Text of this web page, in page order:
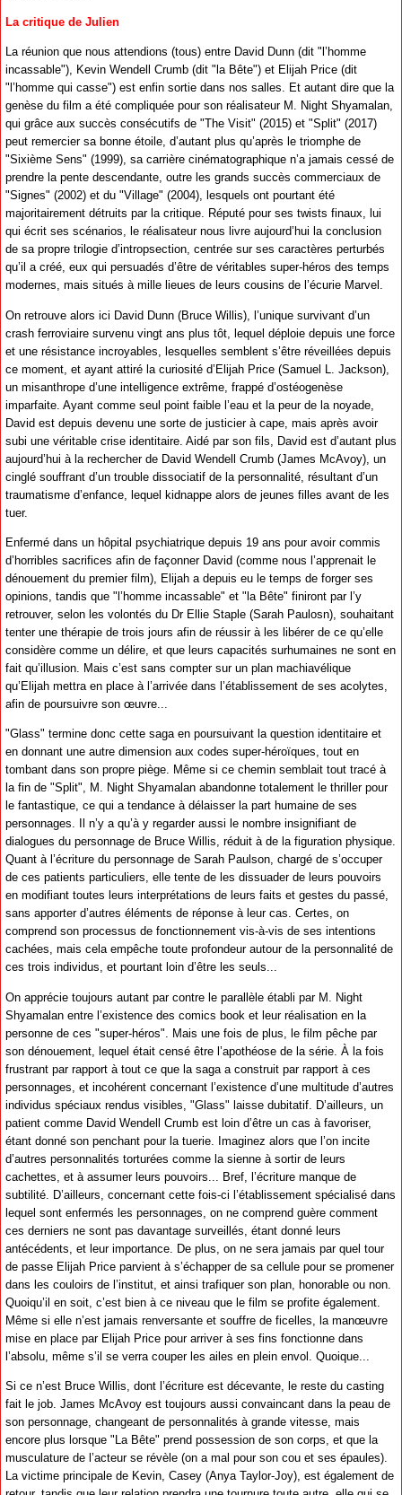
La critique de Julien
La réunion que nous attendions (tous) entre David Dunn (dit "l’homme
incassable"), Kevin Wendell Crumb (dit "la Bête") et Elijah Price (dit
"l’homme qui casse") est enfin sortie dans nos salles. Et autant dire que la
genèse du film a été compliquée pour son réalisateur M. Night Shyamalan,
qui grâce aux succès consécutifs de "The Visit" (2015) et "Split" (2017)
peut remercier sa bonne étoile, d’autant plus qu’après le triomphe de
"Sixième Sens" (1999), sa carrière cinématographique n’a jamais cessé de
prendre la pente descendante, outre les grands succès commerciaux de
"Signes" (2002) et du "Village" (2004), lesquels ont pourtant été
majoritairement détruits par la critique. Réputé pour ses twists finaux, lui
qui écrit ses scénarios, le réalisateur nous livre aujourd’hui la conclusion
de sa propre trilogie d’intropsection, centrée sur ses caractères perturbés
qu’il a créé, eux qui persuadés d’être de véritables super-héros des temps
modernes, mais situés à mille lieues de leurs cousins de l’écurie Marvel.
On retrouve alors ici David Dunn (Bruce Willis), l’unique survivant d’un
crash ferroviaire survenu vingt ans plus tôt, lequel déploie depuis une force
et une résistance incroyables, lesquelles semblent s’être réveillées depuis
ce moment, et ayant attiré la curiosité d’Elijah Price (Samuel L. Jackson),
un misanthrope d’une intelligence extrême, frappé d’ostéogenèse
imparfaite. Ayant comme seul point faible l’eau et la peur de la noyade,
David est depuis devenu une sorte de justicier à cape, mais après avoir
subi une véritable crise identitaire. Aidé par son fils, David est d’autant plus
aujourd’hui à la rechercher de David Wendell Crumb (James McAvoy), un
cinglé souffrant d’un trouble dissociatif de la personnalité, résultant d’un
traumatisme d’enfance, lequel kidnappe alors de jeunes filles avant de les
tuer.
Enfermé dans un hôpital psychiatrique depuis 19 ans pour avoir commis
d’horribles sacrifices afin de façonner David (comme nous l’apprenait le
dénouement du premier film), Elijah a depuis eu le temps de forger ses
opinions, tandis que "l’homme incassable" et "la Bête" finiront par l’y
retrouver, selon les volontés du Dr Ellie Staple (Sarah Paulosn), souhaitant
tenter une thérapie de trois jours afin de réussir à les libérer de ce qu’elle
considère comme un délire, et que leurs capacités surhumaines ne sont en
fait qu’illusion. Mais c’est sans compter sur un plan machiavélique
qu’Elijah mettra en place à l’arrivée dans l’établissement de ses acolytes,
afin de poursuivre son œuvre...
"Glass" termine donc cette saga en poursuivant la question identitaire et
en donnant une autre dimension aux codes super-héroïques, tout en
tombant dans son propre piège. Même si ce chemin semblait tout tracé à
la fin de "Split", M. Night Shyamalan abandonne totalement le thriller pour
le fantastique, ce qui a tendance à délaisser la part humaine de ses
personnages. Il n’y a qu’à y regarder aussi le nombre insignifiant de
dialogues du personnage de Bruce Willis, réduit à de la figuration physique.
Quant à l’écriture du personnage de Sarah Paulson, chargé de s’occuper
de ces patients particuliers, elle tente de les dissuader de leurs pouvoirs
en modifiant toutes leurs interprétations de leurs faits et gestes du passé,
sans apporter d’autres éléments de réponse à leur cas. Certes, on
comprend son processus de fonctionnement vis-à-vis de ses intentions
cachées, mais cela empêche toute profondeur autour de la personnalité de
ces trois individus, et pourtant loin d’être les seuls...
On apprécie toujours autant par contre le parallèle établi par M. Night
Shyamalan entre l’existence des comics book et leur réalisation en la
personne de ces "super-héros". Mais une fois de plus, le film pêche par
son dénouement, lequel était censé être l’apothéose de la série. À la fois
frustrant par rapport à tout ce que la saga a construit par rapport à ces
personnages, et incohérent concernant l’existence d’une multitude d’autres
individus spéciaux rendus visibles, "Glass" laisse dubitatif. D’ailleurs, un
patient comme David Wendell Crumb est loin d’être un cas à favoriser,
étant donné son penchant pour la tuerie. Imaginez alors que l’on incite
d’autres personnalités torturées comme la sienne à sortir de leurs
cachettes, et à assumer leurs pouvoirs... Bref, l’écriture manque de
subtilité. D’ailleurs, concernant cette fois-ci l’établissement spécialisé dans
lequel sont enfermés les personnages, on ne comprend guère comment
ces derniers ne sont pas davantage surveillés, étant donné leurs
antécédents, et leur importance. De plus, on ne sera jamais par quel tour
de passe Elijah Price parvient à s’échapper de sa cellule pour se promener
dans les couloirs de l’institut, et ainsi trafiquer son plan, honorable ou non.
Quoiqu’il en soit, c’est bien à ce niveau que le film se profite également.
Même si elle n’est jamais renversante et souffre de ficelles, la manœuvre
mise en place par Elijah Price pour arriver à ses fins fonctionne dans
l’absolu, même s’il se verra couper les ailes en plein envol. Quoique...
Si ce n’est Bruce Willis, dont l’écriture est décevante, le reste du casting
fait le job. James McAvoy est toujours aussi convaincant dans la peau de
son personnage, changeant de personnalités à grande vitesse, mais
encore plus lorsque "La Bête" prend possession de son corps, et que la
musculature de l’acteur se révèle (on a mal pour son cou et ses épaules).
La victime principale de Kevin, Casey (Anya Taylor-Joy), est également de